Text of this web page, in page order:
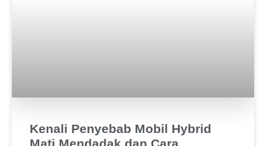
Kenali Penyebab Mobil Hybrid
Mati Mendadak dan Cara